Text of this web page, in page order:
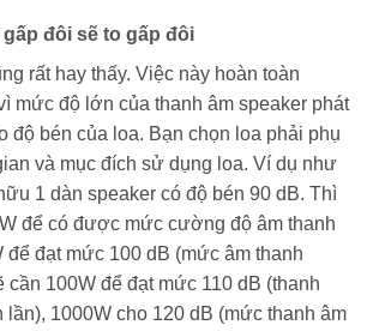
đôi sẽ to gấp đôi
rất hay thấy. Việc này hoàn toàn
mức độ lớn của thanh âm speaker phát
độ bén của loa. Bạn chọn loa phải phụ
và mục đích sử dụng loa. Ví dụ như
1 dàn speaker có độ bén 90 dB. Thì
để có được mức cường độ âm thanh
để đạt mức 100 dB (mức âm thanh
cần 100W để đạt mức 110 dB (thanh
lần), 1000W cho 120 dB (mức thanh âm